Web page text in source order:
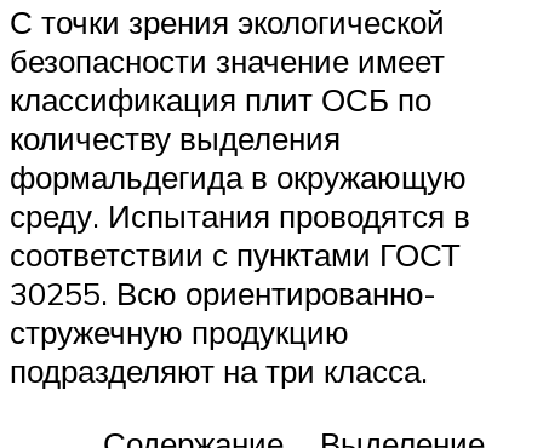
С точки зрения экологической
безопасности значение имеет
классификация плит ОСБ по
количеству выделения
формальдегида в окружающую
среду. Испытания проводятся в
соответствии с пунктами ГОСТ
30255. Всю ориентированно-
стружечную продукцию
подразделяют на три класса.